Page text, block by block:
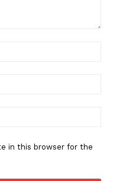
in this browser for the